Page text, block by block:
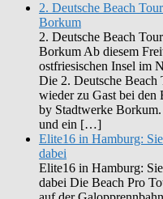
2. Deutsche Beach
Borkum
2. Deutsche Beach
Borkum Ab diesem
ostfriesischen Insel im
Die 2. Deutsche
wieder zu Gast bei
by Stadtwerke
und ein […]
Elite16 in Hamburg:
dabei
Elite16 in Hamburg:
dabei Die Beach Pro